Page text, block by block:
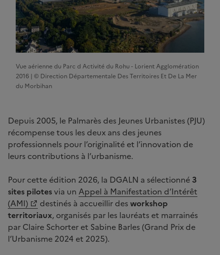
Vue aérienne du Parc d Activité du Rohu - Lorient Agglomération
2016 | © Direction Départementale Des Territoires Et De La Mer
du Morbihan
Depuis 2005, le Palmarès des Jeunes Urbanistes (PJU)
récompense tous les deux ans des jeunes
professionnels pour l’originalité et l’innovation de
leurs contributions à l’urbanisme.
Pour cette édition 2026, la DGALN a sélectionné3
sites pilotesvia un Appel à Manifestation d’Intérêt
(AMI)
destinés à accueillir desworkshop
territoriaux, organisés par les lauréats et marrainés
par Claire Schorter et Sabine Barles (Grand Prix de
l’Urbanisme 2024 et 2025).